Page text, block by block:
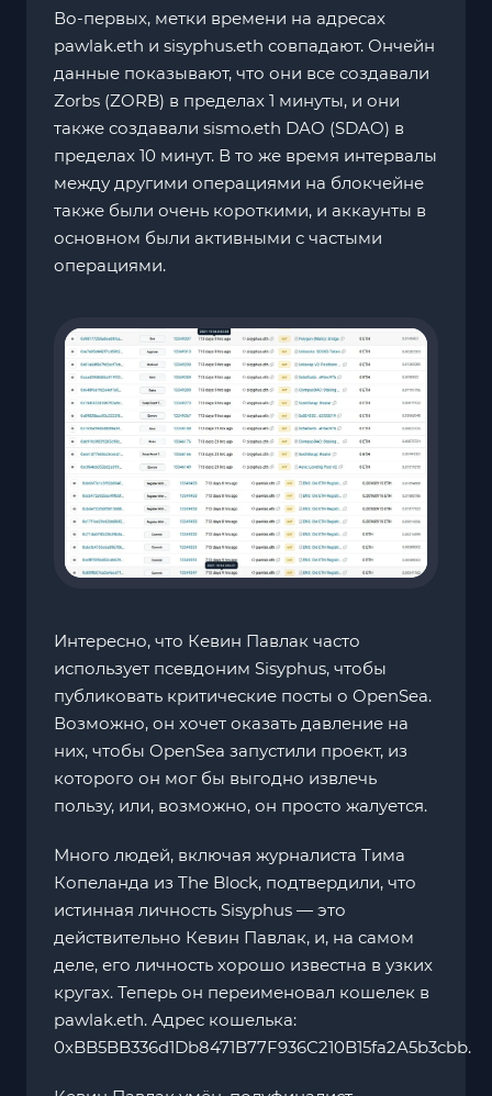
Во-первых, метки времени на адресах
pawlak.eth и sisyphus.eth совпадают. Ончейн
данные показывают, что они все создавали
Zorbs (ZORB) в пределах 1 минуты, и они
также создавали sismo.eth DAO (SDAO) в
пределах 10 минут. В то же время интервалы
между другими операциями на блокчейне
также были очень короткими, и аккаунты в
основном были активными с частыми
операциями.
Интересно, что Кевин Павлак часто
использует псевдоним Sisyphus, чтобы
публиковать критические посты о OpenSea.
Возможно, он хочет оказать давление на
них, чтобы OpenSea запустили проект, из
которого он мог бы выгодно извлечь
пользу, или, возможно, он просто жалуется.
Много людей, включая журналиста Тима
Копеланда из The Block, подтвердили, что
истинная личность Sisyphus — это
действительно Кевин Павлак, и, на самом
деле, его личность хорошо известна в узких
кругах. Теперь он переименовал кошелек в
pawlak.eth. Адрес кошелька:
0xBB5BB336d1Db8471B77F936C210B15fa2A5b3cbb.